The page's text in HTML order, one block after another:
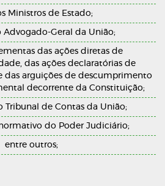
Ministros de Estado;
Advogado-Geral da União;
das ações diretas de
das ações declaratórias de
das arguições de descumprimento
decorrente da Constituição;
Tribunal de Contas da União;
do Poder Judiciário;
entre outros;